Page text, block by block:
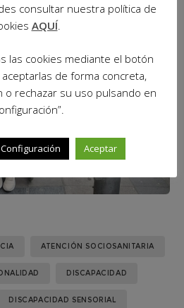
ATENCIÓN SOCIOSANITARIA
DISCAPACIDAD
DISCAPACIDAD SENSORIAL
consultar nuestra política de
AQUÍ.
las cookies mediante el botón
aceptarlas de forma concreta,
o rechazar su uso pulsando en
Configuración Aceptar